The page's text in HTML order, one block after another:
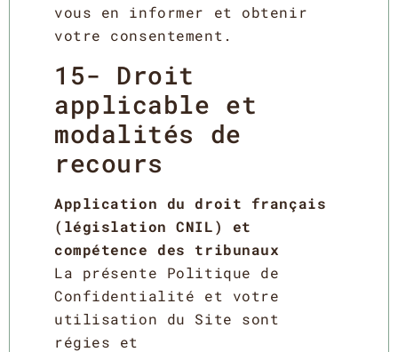
vous en informer et obtenir
votre consentement.
15- Droit
applicable et
modalités de
recours
Application du droit français
(législation CNIL) et
compétence des tribunaux
La présente Politique de
Confidentialité et votre
utilisation du Site sont
régies et